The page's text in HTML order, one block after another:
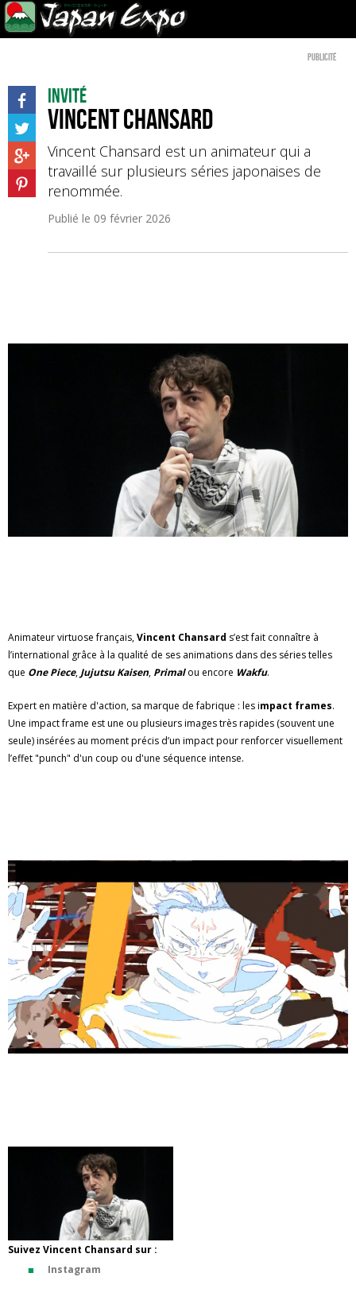
Publicité
Invité
Vincent Chansard
Vincent Chansard est un animateur qui a
travaillé sur plusieurs séries japonaises de
renommée.
Publié le 09 février 2026
Animateur virtuose français,Vincent Chansard s’est fait connaître à
l’international grâce à la qualité de ses animations dans des séries telles
que One Piece, Jujutsu Kaisen, Primal ou encore Wakfu.
Expert en matière d'action, sa marque de fabrique : les impact frames.
Une impact frame est une ou plusieurs images très rapides (souvent une
seule) insérées au moment précis d’un impact pour renforcer visuellement
l’effet "punch" d'un coup ou d'une séquence intense.
Suivez Vincent Chansard sur :
Instagram